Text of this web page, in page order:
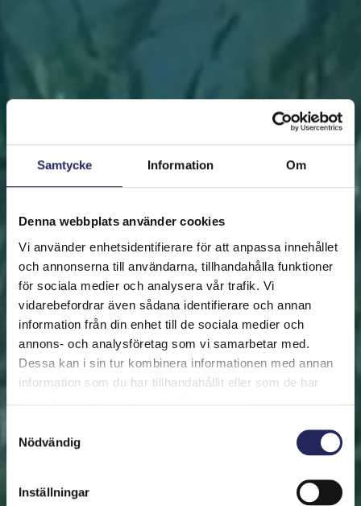
Samtycke Information Om
Denna webbplats använder cookies
Vi använder enhetsidentifierare för att anpassa innehållet
och annonserna till användarna, tillhandahålla funktioner
för sociala medier och analysera vår trafik. Vi
vidarebefordrar även sådana identifierare och annan
information från din enhet till de sociala medier och
annons- och analysföretag som vi samarbetar med.
Dessa kan i sin tur kombinera informationen med annan
information som du har tillhandahållit eller som de har
Nödvändig
Inställningar
FRAMSIDAN HJÄLP ÖSTERSJÖN RÄDDA EN BIT
Rädda en bit
Hjälp oss att rädda Östersjön. Du kan också ge den
räddade biten som en present. En bit av Östersjön är